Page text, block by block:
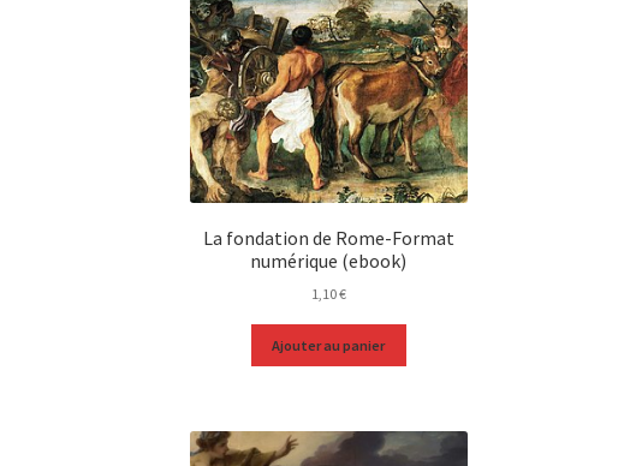
options
peuvent
être
choisies
sur
la
page
du
produit
La fondation de Rome-Format
numérique (ebook)
1,10€
Ajouter au panier